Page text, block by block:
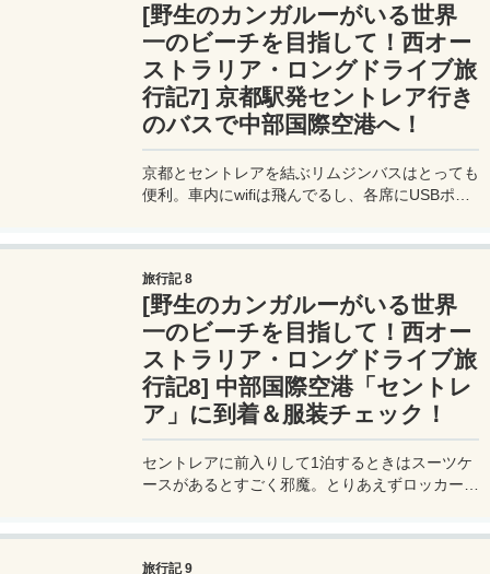
[野生のカンガルーがいる世界
一のビーチを目指して！西オー
ストラリア・ロングドライブ旅
行記7] 京都駅発セントレア行き
のバスで中部国際空港へ！
京都とセントレアを結ぶリムジンバスはとっても
便利。車内にwifiは飛んでるし、各席にUSBポー
旅行記 8
[野生のカンガルーがいる世界
一のビーチを目指して！西オー
ストラリア・ロングドライブ旅
行記8] 中部国際空港「セントレ
ア」に到着＆服装チェック！
セントレアに前入りして1泊するときはスーツケ
ースがあるとすごく邪魔。とりあえずロッカーを
旅行記 9